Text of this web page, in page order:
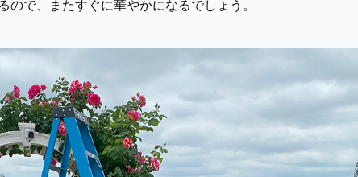
で、またすぐに華やかになるでしょう。